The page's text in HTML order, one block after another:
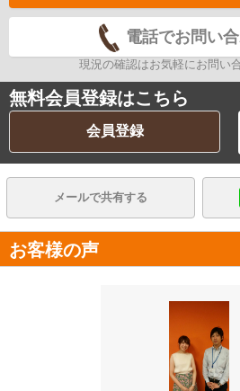
電話でお問い
現況の確認はお気軽にお問い
無料会員登録はこちら
会員登録
メールで共有する
お客様の声